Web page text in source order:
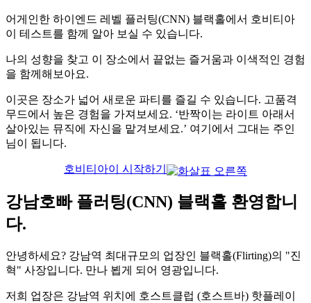
어게인한 하이엔드 레벨 플러팅(CNN) 블랙홀에서 호비티아
이 테스트를 함께 알아 보실 수 있습니다.
나의 성향을 찾고 이 장소에서 끝없는 즐거움과 이색적인 경험
을 함께해보아요.
이곳은 장소가 넓어 새로운 파티를 즐길 수 있습니다. 고품격
무드에서 높은 경험을 가져보세요. ‘반짝이는 라이트 아래서
살아있는 뮤직에 자신을 맡겨보세요.’ 여기에서 그대는 주인
님이 됩니다.
호비티아이 시작하기
강남호빠 플러팅(CNN) 블랙홀 환영합니
다.
안녕하세요? 강남역 최대규모의 업장인 블랙홀(Flirting)의 "진
혁" 사장입니다. 만나 뵙게 되어 영광입니다.
저희 업장은 강남역 위치에 호스트클럽 (호스트바) 핫플레이